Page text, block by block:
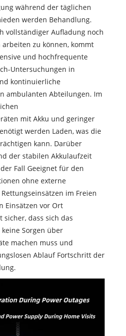
während der täglichen
werden Behandlung.
vollständiger Aufladung noch
zu können, kommt
und hochfrequente
Untersuchungen in
kontinuierliche
ambulanten Abteilungen. Im
mit Akku und geringer
werden Laden, was die
kann. Darüber
der stabilen Akkulaufzeit
Fall Geeignet für den
ohne externe
im Freien
Einsätzen vor Ort
sicher, dass sich das
Sorgen über
machen muss und
Ablauf Fortschritt der